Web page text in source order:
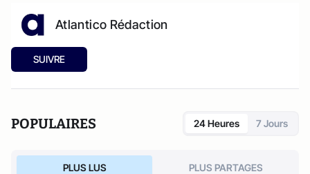
Atlantico Rédaction
SUIVRE
POPULAIRES 24 Heures 7 Jours
PLUS LUS PLUS PARTAGES